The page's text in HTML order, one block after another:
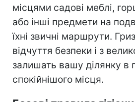
місцями садові меблі,
або інші предмети на
їхні звичні маршрути.
відчуття безпеки і з
залишать вашу ділянку в
спокійнішого місця.